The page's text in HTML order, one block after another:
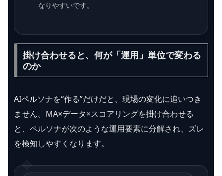
なりやすいです。
掛け合わせると、何が「運用」単位で変わる
のか
AIペルソナを“作る”だけだと、現場の変化に追いつき
ません。MA×データ×スコアリングを掛け合わせる
と、ペルソナが次のような運用要素に分解され、ズレ
を検知しやすくなります。